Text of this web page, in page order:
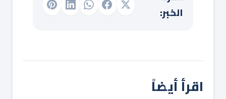
الخبر:
اقرأ أيضاً